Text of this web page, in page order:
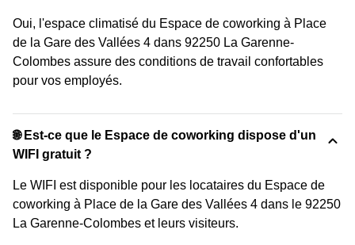
Oui, l'espace climatisé du Espace de coworking à Place
de la Gare des Vallées 4 dans 92250 La Garenne-
Colombes assure des conditions de travail confortables
pour vos employés.
🌐 Est-ce que le Espace de coworking dispose d'un
WIFI gratuit ?
Le WIFI est disponible pour les locataires du Espace de
coworking à Place de la Gare des Vallées 4 dans le 92250
La Garenne-Colombes et leurs visiteurs.